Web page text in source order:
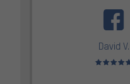
David V.
Valoración